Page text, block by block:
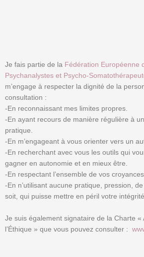
Je fais partie de la Fédération Européenne
Psychanalystes et Psycho-
m’engage à respecter la dignité de la
consultation :
-En reconnaissant mes limites propres.
-En ayant recours de manière régulière à
pratique.
-En m’engageant à vous orienter vers un
-En recherchant avec vous les outils qui
gagner en autonomie et en mieux être.
-En respectant l’ensemble de vos croyances.
-En n’utilisant aucune pratique, pression,
soit, qui puisse mettre en péril votre intégrité.
Je suis également signataire de la Charte «
l’Éthique » que vous pouvez consulter :